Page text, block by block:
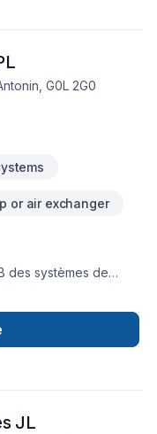
G0L 2G0
or air exchanger
des systèmes de
des thermopompes
garantie!
entretien.
JL